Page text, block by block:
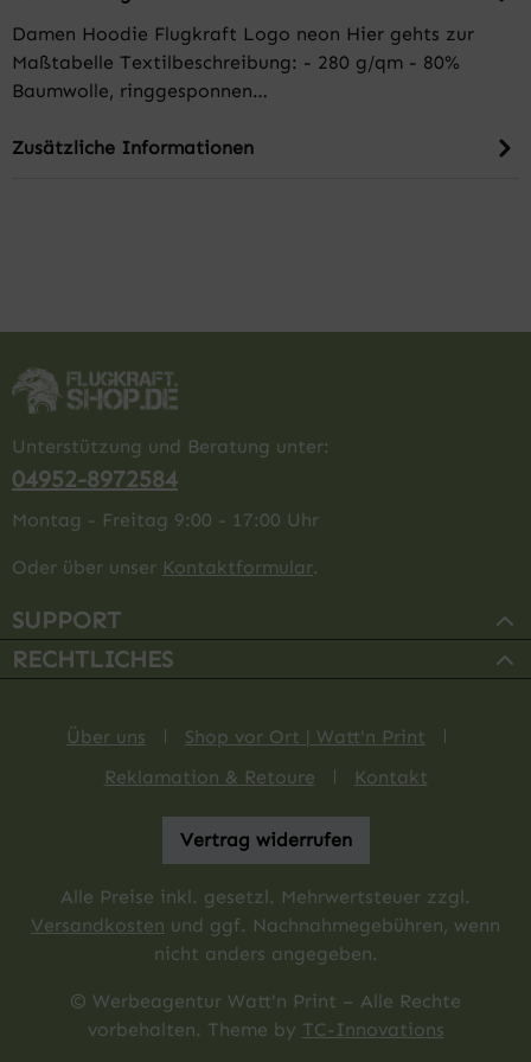
Damen Hoodie Flugkraft Logo neon Hier gehts zur
Maßtabelle Textilbeschreibung: - 280 g/qm - 80%
Baumwolle, ringgesponnen…
Zusätzliche Informationen
Unterstützung und Beratung unter:
04952-8972584
Montag - Freitag 9:00 - 17:00 Uhr
Oder über unser Kontaktformular.
SUPPORT
RECHTLICHES
Über uns
Shop vor Ort | Watt'n Print
Reklamation & Retoure
Kontakt
Vertrag widerrufen
Alle Preise inkl. gesetzl. Mehrwertsteuer zzgl.
Versandkosten und ggf. Nachnahmegebühren, wenn
nicht anders angegeben.
© Werbeagentur Watt'n Print – Alle Rechte
vorbehalten. Theme by TC-Innovations